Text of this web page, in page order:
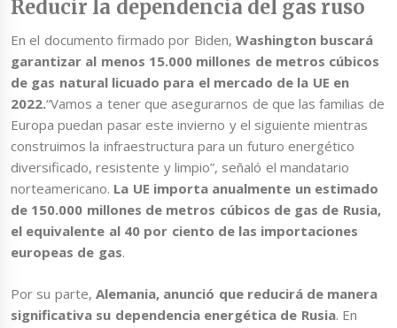
Reducir la dependencia del gas ruso
En el documento firmado por Biden, Washington buscará
garantizar al menos 15.000 millones de metros cúbicos
de gas natural licuado para el mercado de la UE en
2022.“Vamos a tener que asegurarnos de que las familias de
Europa puedan pasar este invierno y el siguiente mientras
construimos la infraestructura para un futuro energético
diversificado, resistente y limpio”, señaló el mandatario
norteamericano. La UE importa anualmente un estimado
de 150.000 millones de metros cúbicos de gas de Rusia,
el equivalente al 40 por ciento de las importaciones
europeas de gas.
Por su parte, Alemania, anunció que reducirá de manera
significativa su dependencia energética de Rusia. En